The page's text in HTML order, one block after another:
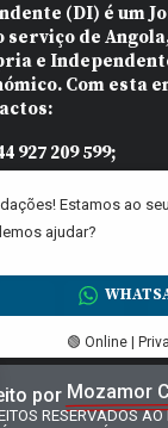
(DI) é um
de
e
Com esta
927 209 599;
por Mozamor
RESERVADOS
Estamos ao
ajudar?
🟢 Online |